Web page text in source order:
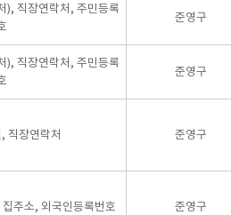
), 직장연락처, 주민등록
준영구
), 직장연락처, 주민등록
준영구
직장연락처 준영구
주소, 외국인등록번호 준영구